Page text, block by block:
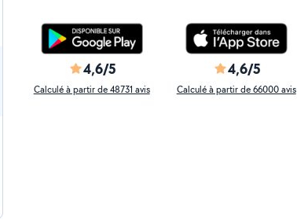
4,6/5
Calculé à partir de 48731 avis
4,6/5
Calculé à partir de 66000 avis